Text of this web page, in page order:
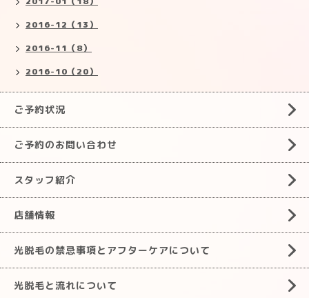
2016-12（13）
2016-11（8）
2016-10（20）
ご予約状況
ご予約のお問い合わせ
スタッフ紹介
店舗情報
光脱毛の禁忌事項とアフターケアについて
光脱毛と流れについて